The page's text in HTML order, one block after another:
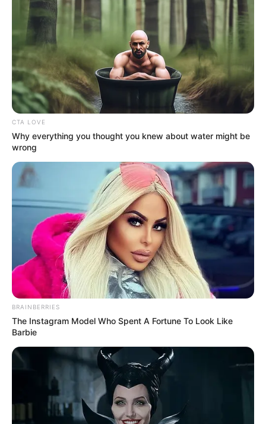
สีมงคลประจำวัน
นักเขียน
กองบรรณาธิการ
เนื้อหาที่ได้รับการโปรโมต
CTA LOVE
Why everything you thought you knew about water might be
wrong
BRAINBERRIES
The Instagram Model Who Spent A Fortune To Look Like
Barbie